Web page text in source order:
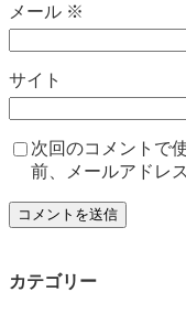
メール ※
サイト
次回のコメントで
前、メールアドレ
カテゴリー